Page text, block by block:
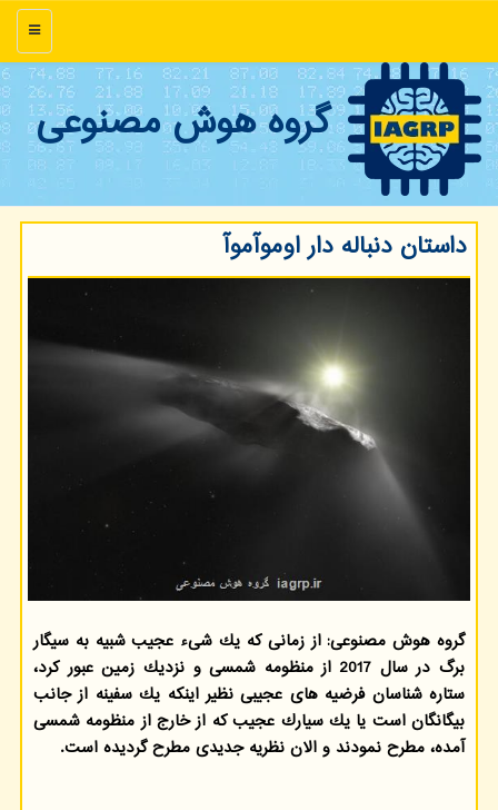
منو
گروه هوش مصنوعی
داستان دنباله دار اوموآموآ
گروه هوش مصنوعی: از زمانی كه یك شیء عجیب شبیه به سیگار
برگ در سال 2017 از منظومه شمسی و نزدیك زمین عبور كرد،
ستاره شناسان فرضیه های عجیبی نظیر اینكه یك سفینه از جانب
بیگانگان است یا یك سیارك عجیب كه از خارج از منظومه شمسی
آمده، مطرح نمودند و الان نظریه جدیدی مطرح گردیده است.